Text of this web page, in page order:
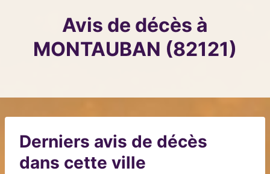
Avis de décès à
MONTAUBAN (82121)
Derniers avis de décès
dans cette ville